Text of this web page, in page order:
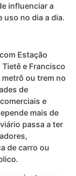
influenciar a
uso no dia a dia.
Estação
e Francisco
ou trem no
de
e
mais de
passa a ter
de carro ou